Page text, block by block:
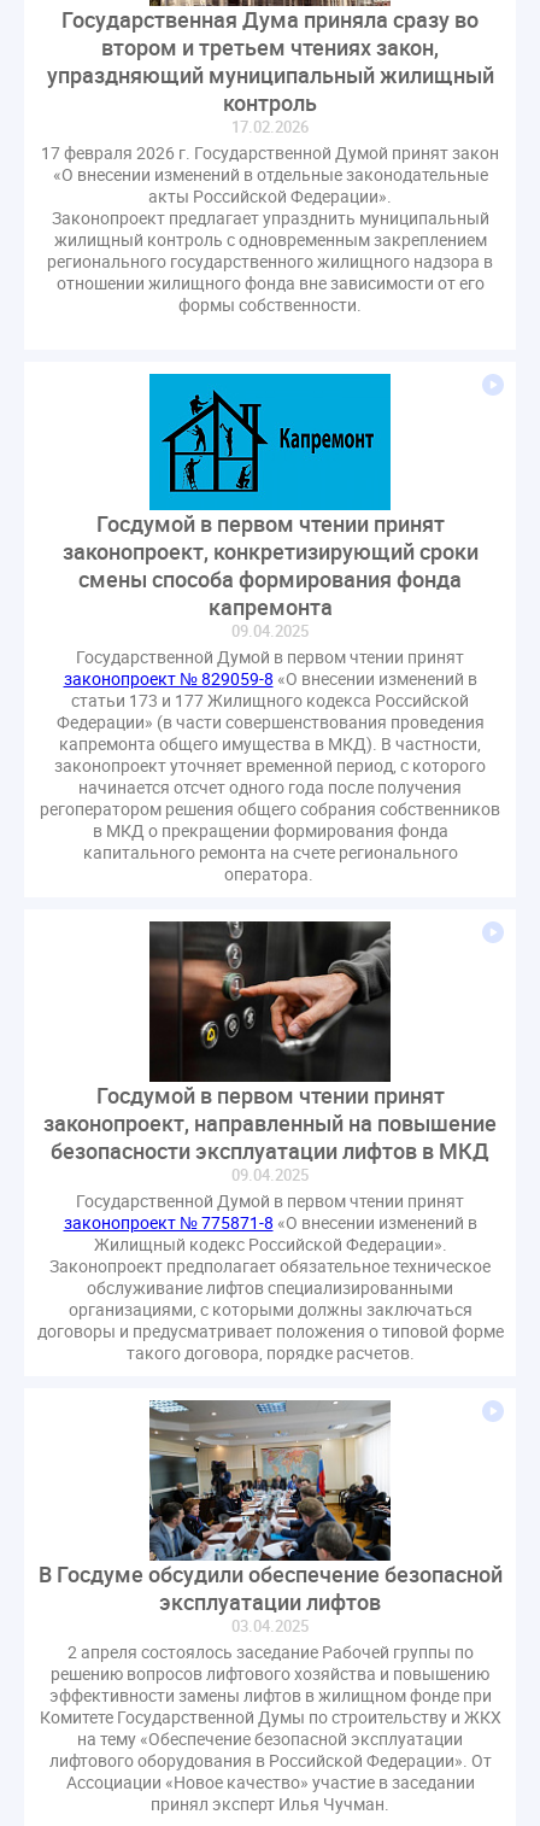
Всероссийское совещание
ГД
Госсовет
Жилищная инспекция
Закон Хинштейна
Зарубежный опыт
Исследования
Казань
НДС
Общественная палата
Проект
Рабочая группа
Регулирование Персональные данные ЕГРН
СРО регулирование ГЖИ лицензирование надзор
Совет Федерации
Сотрудничество
вебинар
водоснабжение
выставка ЖКХ
законопроект
мораторий
отчетность УК
персональные данные
реформирование ЖКХ
2035 ВЦИОМ
ГПК РФ ГУО
Геллер
Государственная дума
Дезинфекция
Дума
Законопроект Минстрой
Законопроект Пахомов Кошелев
Законопроект теплоснабжение ответственность
Законотворчество
Заседание
ИПУ
Игорь Владимиров
Качество
Кейс
Комиссия РСПП по ЖКХ
Конституционный Суд
Кошелев Пахомов
Лицензии М.Геллер
МЧС
Награды Новая УК
ПМЭФ-2024
ПМЮФ-2024
Перепланировка ОДИ
Правительства РФ
Правительство диагностика
РКЦ
Разъяснения
Регулирование Малахов
Резолюция
Рейтинг
Свидетельство о поверке
Собрание собственников
Стратегия развития ЖКХ 2030
Судебная практика ЖКХ
Требования
Форум
арендатор
вентиляционные каналы
внеплановые проверки
выбор УК
гарантийная управляющая компания
гарантирующие управляющие организации
госпошлина
демоэкзамен
депутаты
документ
единство измерений
жалобы
жилищный надзор
закон о банкротстве
изменения в ЖК РФ
изменения в Положение
индексация
индикаторы риска
кадры
категория риска
квалифэкзамен
кворум ОСС
коммунальные ресурсы
коррупция
надзор
непредвиденные расходы
нормотворчество
общедомовое имущество
общедомовой прибор учета
общее собрание
общественный совет
объект культурного наследия
оплата отопления
особенности взимания пени
Государственная Дума приняла сразу во
втором и третьем чтениях закон,
упраздняющий муниципальный жилищный
контроль
17.02.2026
17 февраля 2026 г. Государственной Думой принят закон
«О внесении изменений в отдельные законодательные
акты Российской Федерации».
Законопроект предлагает упразднить муниципальный
жилищный контроль с одновременным закреплением
регионального государственного жилищного надзора в
отношении жилищного фонда вне зависимости от его
формы собственности.
Госдумой в первом чтении принят
законопроект, конкретизирующий сроки
смены способа формирования фонда
капремонта
09.04.2025
Государственной Думой в первом чтении принят
законопроект № 829059-8 «О внесении изменений в
статьи 173 и 177 Жилищного кодекса Российской
Федерации» (в части совершенствования проведения
капремонта общего имущества в МКД). В частности,
законопроект уточняет временной период, с которого
начинается отсчет одного года после получения
регоператором решения общего собрания собственников
в МКД о прекращении формирования фонда
капитального ремонта на счете регионального
оператора.
Госдумой в первом чтении принят
законопроект, направленный на повышение
безопасности эксплуатации лифтов в МКД
09.04.2025
Государственной Думой в первом чтении принят
законопроект № 775871-8 «О внесении изменений в
Жилищный кодекс Российской Федерации».
Законопроект предполагает обязательное техническое
обслуживание лифтов специализированными
организациями, с которыми должны заключаться
договоры и предусматривает положения о типовой форме
такого договора, порядке расчетов.
В Госдуме обсудили обеспечение безопасной
эксплуатации лифтов
03.04.2025
2 апреля состоялось заседание Рабочей группы по
решению вопросов лифтового хозяйства и повышению
эффективности замены лифтов в жилищном фонде при
Комитете Государственной Думы по строительству и ЖКХ
на тему «Обеспечение безопасной эксплуатации
лифтового оборудования в Российской Федерации». От
Ассоциации «Новое качество» участие в заседании
принял эксперт Илья Чучман.